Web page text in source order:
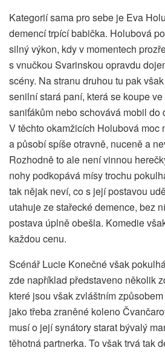
Kategorií sama pro sebe je Eva
demencí trpící babička. Holubová
silný výkon, kdy v momentech
s vnučkou Svarinskou opravdu
scény. Na stranu druhou tu pak
senilní stará paní, která se koupe
saniťákům nebo schovává mobil do
V těchto okamžicích Holubová moc
a působí spíše otravně, nuceně a
Rozhodně to ale není vinnou
nohy podkopává mísy trochu
tak nějak neví, co s její postavou
utahuje ze stařecké demence, bez
postava úplně obešla. Komedie
každou cenu.
Scénář Lucie Konečné však
zde například představeno několik
které jsou však zvláštním
jako třeba zraněné koleno
musí o její synátory starat bývalý
těhotná partnerka. To však trvá tak